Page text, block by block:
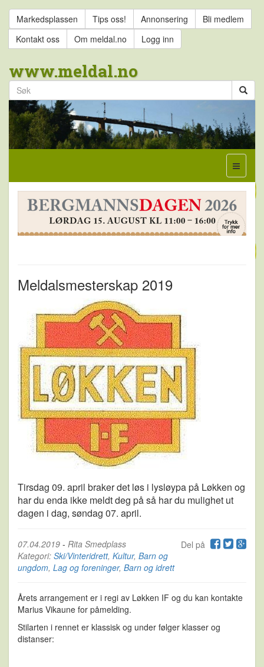
Markedsplassen Tips oss! Annonsering
Bli medlem
Kontakt oss
Om meldal.no Logg inn
www.meldal.no
Meldalsmesterskap 2019
Tirsdag 09. april braker det løs i lysløypa på Løkken og
har du enda ikke meldt deg på så har du mulighet ut
dagen i dag, søndag 07. april.
Del på
07.04.2019 - Rita Smedplass
Kategori: Ski/Vinteridrett, Kultur, Barn og
ungdom, Lag og foreninger, Barn og idrett
Årets arrangement er i regi av Løkken IF og du kan kontakte
Marius Vikaune for påmelding.
Stilarten i rennet er klassisk og under følger klasser og
distanser: